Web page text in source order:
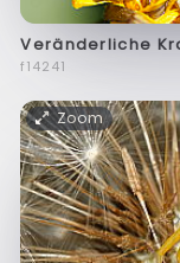
Veränderliche
f14241
Zoom